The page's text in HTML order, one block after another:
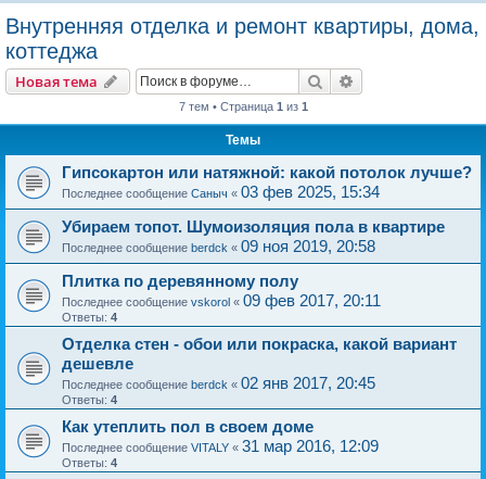
и
Внутренняя отделка и ремонт квартиры, дома,
коттеджа
Новая тема Поиск
7 тем • Страница 1 из 1
Темы
Гипсокартон или натяжной: какой потолок лучше?
Последнее сообщение Саныч « 03 фев 2025, 15:34
Убираем топот. Шумоизоляция пола в квартире
Последнее сообщение berdck « 09 ноя 2019, 20:58
Плитка по деревянному полу
Последнее сообщение vskorol « 09 фев 2017, 20:11
Ответы: 4
Отделка стен - обои или покраска, какой вариант
дешевле
Последнее сообщение berdck « 02 янв 2017, 20:45
Ответы: 4
Как утеплить пол в своем доме
Последнее сообщение VITALY « 31 мар 2016, 12:09
Ответы: 4